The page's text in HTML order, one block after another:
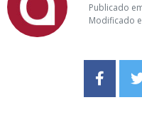
Publicado
Modificado